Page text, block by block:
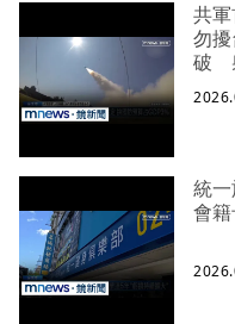
共
勿
破
統
會